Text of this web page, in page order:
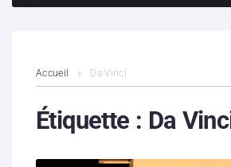
Contenus litigieux
Accueil Da Vinci
Étiquette : Da